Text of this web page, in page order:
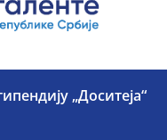
„Доситеја“